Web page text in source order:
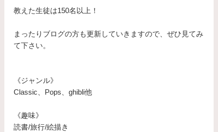
​教えた生徒は150名以上！
まったりブログの方も更新していきますので、ぜひ見てみ
て下さい。
《ジャンル》
Classic、Pops、ghibli他
《趣味》
読書/旅行/絵描き